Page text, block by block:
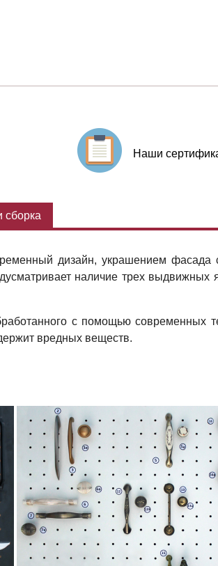
Наши
дизайн, украшением
наличие трех
с помощью современных
вредных веществ.